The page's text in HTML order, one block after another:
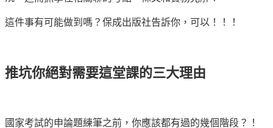
這件事有可能做到嗎？保成出版社告訴你，可以！！！
推坑你絕對需要這堂課的三大理由
國家考試的申論題練筆之前，你應該都有過的幾個階段？！